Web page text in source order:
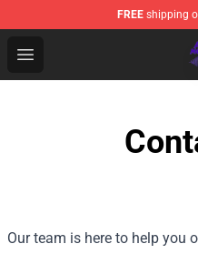
FREE shipping
Open menu
Arctic Monkeys Shop -
Our team is here to help you